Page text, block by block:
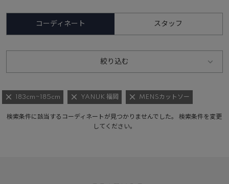
コーディネート スタッフ
絞り込む
183cm~185cm YANUK 福岡 MENSカットソー
検索条件に該当するコーディネートが見つかりませんでした。 検索条件を変更
してください。